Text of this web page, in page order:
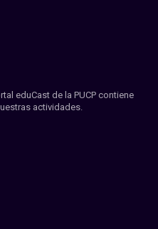
eduCast de la PUCP contiene
actividades.